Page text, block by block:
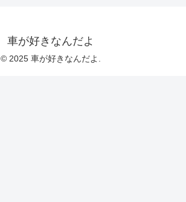
車が好きなんだよ
© 2025 車が好きなんだよ.